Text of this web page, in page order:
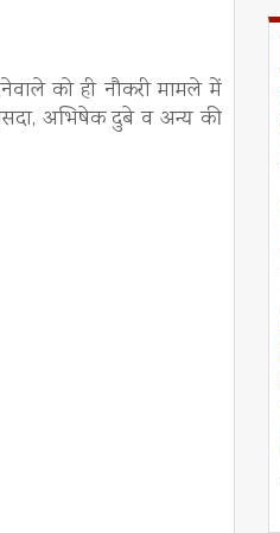
को ही नौकरी मामले में
अभिषेक दुबे व अन्य की